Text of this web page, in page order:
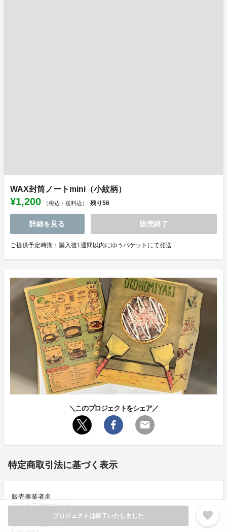
プロジェクトは終了いたしました favorite
WAX封筒ノートmini（小紋柄）
¥1,200 （税込・送料込） 残り56
詳細を見る 販売終了
ご提供予定時期：購入後1週間以内にゆうパケットにて発送
＼このプロジェクトをシェア／
特定商取引法に基づく表示
販売事業者名
三和化工紙株式会社